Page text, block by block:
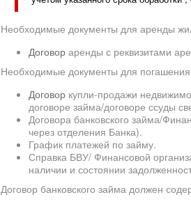
Необходимые документы для аренды
Договор аренды с реквизитами
Необходимые документы для
Договор купли-продажи
договоре займа/договоре ссуды
Договора банковского займа/
через отделения Банка).
График платежей по займу.
Справка БВУ/ Финансовой
наличии и состоянии
Договор банковского займа должен